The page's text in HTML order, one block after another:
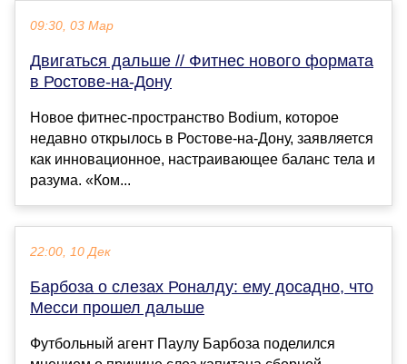
09:30, 03 Мар
Двигаться дальше // Фитнес нового формата
в Ростове-на-Дону
Новое фитнес-пространство Bodium, которое
недавно открылось в Ростове-на-Дону, заявляется
как инновационное, настраивающее баланс тела и
разума. «Ком...
22:00, 10 Дек
Барбоза о слезах Роналду: ему досадно, что
Месси прошел дальше
Футбольный агент Паулу Барбоза поделился